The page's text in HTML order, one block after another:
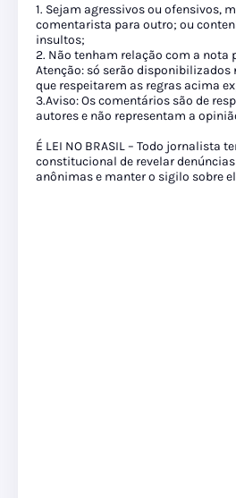
1. Sejam agressivos ou ofensivos,
comentarista para outro; ou
insultos;
2. Não tenham relação com a nota
Atenção: só serão
que respeitarem as regras acima
3.Aviso: Os comentários são de
autores e não representam a
É LEI NO BRASIL – Todo jornalista
constitucional de revelar
anônimas e manter o sigilo sobre